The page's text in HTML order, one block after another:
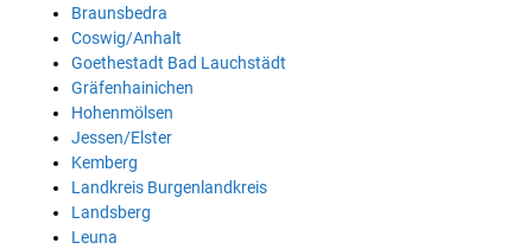
Braunsbedra
Coswig/Anhalt
Goethestadt Bad Lauchstädt
Gräfenhainichen
Hohenmölsen
Jessen/Elster
Kemberg
Landkreis Burgenlandkreis
Landsberg
Leuna